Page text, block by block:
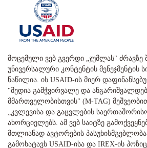
მოცემული ვებ გვერდი „ჯუმლას" ძრავზე
უნივერსალური კონტენტის მენეჯმენტის
ნაწილია. ის USAID-ის მიერ
"მედია გამჭვირვალე და
მმართველობისთვის" (M-TAG)
„კვლევისა და გაცვლების
ახორციელებს. ამ ვებ საიტზე
მთლიანად ავტორების
გამოხატავს USAID-ისა და IREX-ის